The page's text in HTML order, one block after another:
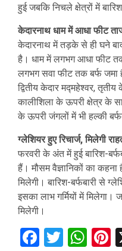
हुई जबकि निचले क्षेत्रों में
केदारनाथ धाम में आधा फीट
केदारनाथ में तड़के से ही घने
है। धाम में लगभग आधा फीट
लगभग सवा फीट तक बर्फ जमा
द्वितीय केदार मद्महेश्वर,
कालीशिला के ऊपरी क्षेत्र के
के ऊपरी जंगलों में भी हल्की
ग्लेशियर हुए रिचार्ज, मिलेगी
फरवरी के अंत में हुई बारिश-
हैं। मौसम वैज्ञानिकों का
मिलेगी। बारिश-बर्फबारी से
इसका लाभ गर्मियों में
मिलेगी।
Facebook
Twitter